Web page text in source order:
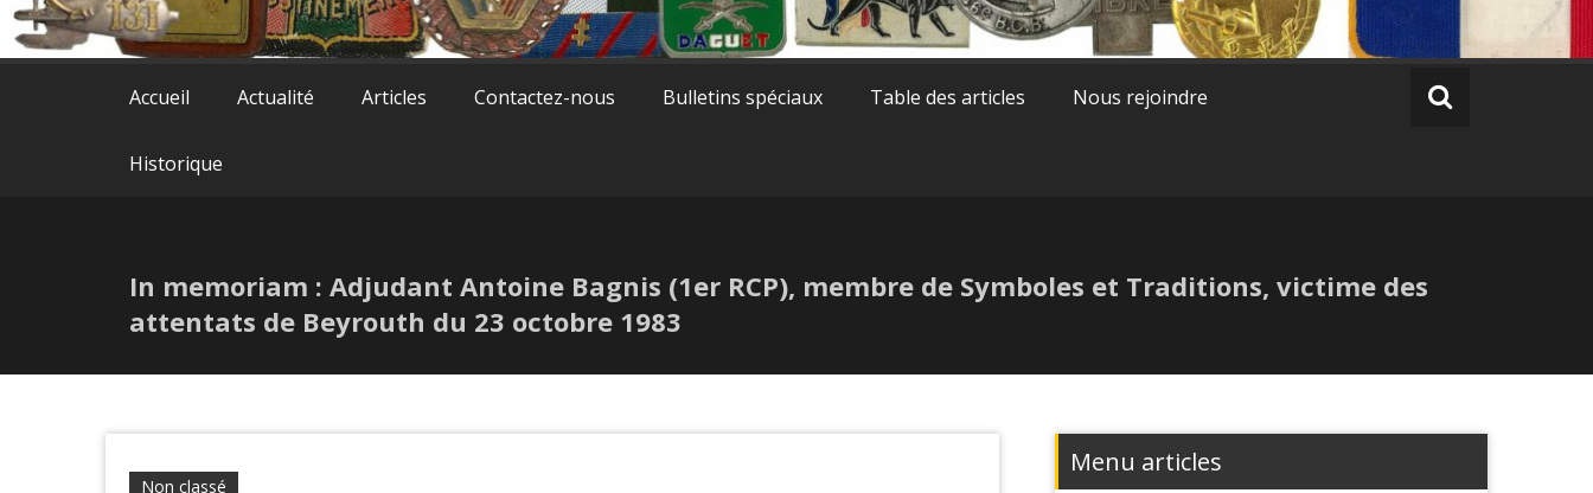
Accueil Actualité Articles Contactez-nous Bulletins spéciaux Table des articles Nous rejoindre
Historique
In memoriam : Adjudant Antoine Bagnis (1er RCP), membre de Symboles et Traditions, victime des
attentats de Beyrouth du 23 octobre 1983
Non classé
Menu articles